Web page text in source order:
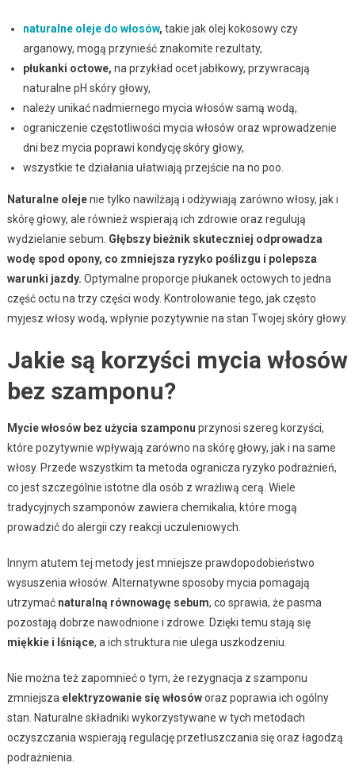
naturalne oleje do włosów, takie jak olej kokosowy czy
arganowy, mogą przynieść znakomite rezultaty,
płukanki octowe, na przykład ocet jabłkowy, przywracają
naturalne pH skóry głowy,
należy unikać nadmiernego mycia włosów samą wodą,
ograniczenie częstotliwości mycia włosów oraz wprowadzenie
dni bez mycia poprawi kondycję skóry głowy,
wszystkie te działania ułatwiają przejście na no poo.
Naturalne olejenie tylko nawilżają i odżywiają zarówno włosy, jak i
skórę głowy, ale również wspierają ich zdrowie oraz regulują
wydzielanie sebum. Głębszy bieżnik skuteczniej odprowadza
wodę spod opony, co zmniejsza ryzyko poślizgu i polepsza
warunki jazdy. Optymalne proporcje płukanek octowych to jedna
część octu na trzy części wody. Kontrolowanie tego, jak często
myjesz włosy wodą, wpłynie pozytywnie na stan Twojej skóry głowy.
Jakie są korzyści mycia włosów
bez szamponu?
Mycie włosów bez użycia szamponu przynosi szereg korzyści,
które pozytywnie wpływają zarówno na skórę głowy, jak i na same
włosy. Przede wszystkim ta metoda ogranicza ryzyko podrażnień,
co jest szczególnie istotne dla osób z wrażliwą cerą. Wiele
tradycyjnych szamponów zawiera chemikalia, które mogą
prowadzić do alergii czy reakcji uczuleniowych.
Innym atutem tej metody jest mniejsze prawdopodobieństwo
wysuszenia włosów. Alternatywne sposoby mycia pomagają
utrzymać naturalną równowagę sebum, co sprawia, że pasma
pozostają dobrze nawodnione i zdrowe. Dzięki temu stają się
miękkie i lśniące, a ich struktura nie ulega uszkodzeniu.
Nie można też zapomnieć o tym, że rezygnacja z szamponu
zmniejsza elektryzowanie się włosóworaz poprawia ich ogólny
stan. Naturalne składniki wykorzystywane w tych metodach
oczyszczania wspierają regulację przetłuszczania się oraz łagodzą
podrażnienia.